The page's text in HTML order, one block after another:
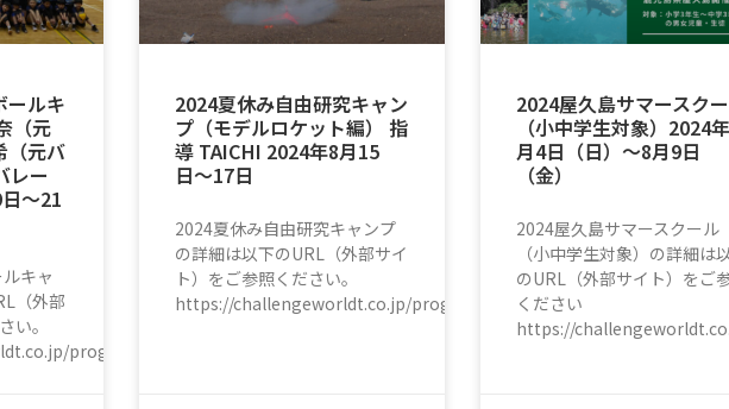
ールキ
（元
（元バ
レー
〜21
キャ
（外部
い。
program/volleyball/index.html
2024夏休み自由研究キャン
プ（モデルロケット編） 指
導 TAICHI 2024年8月15
日〜17日
2024夏休み自由研究キャンプ
の詳細は以下のURL（外部サイ
ト）をご参照ください。
https://challengeworldt.co.jp/program/rocket/index.html
2024屋久島サマースク
（小中学生対象）2024
月4日（日）〜8月9日
（金）
2024屋久島サマースクール
（小中学生対象）の詳細は
のURL（外部サイト）をご
ください
https://